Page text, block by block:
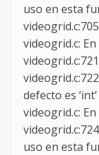
uso en esta
videogrid.c:
defecto es ‘int’
videogrid.c:
uso en esta